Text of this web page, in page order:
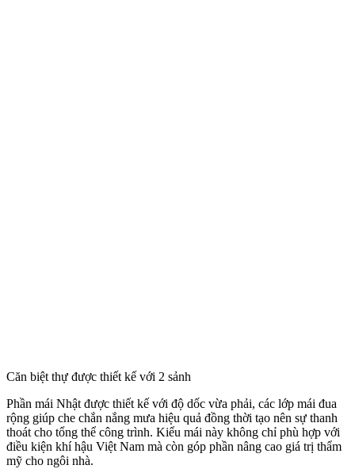
Căn biệt thự được thiết kế với 2 sảnh
Phần mái Nhật được thiết kế với độ dốc vừa phải, các lớp mái đua
rộng giúp che chắn nắng mưa hiệu quả đồng thời tạo nên sự thanh
thoát cho tổng thể công trình. Kiểu mái này không chỉ phù hợp với
điều kiện khí hậu Việt Nam mà còn góp phần nâng cao giá trị thẩm
mỹ cho ngôi nhà.